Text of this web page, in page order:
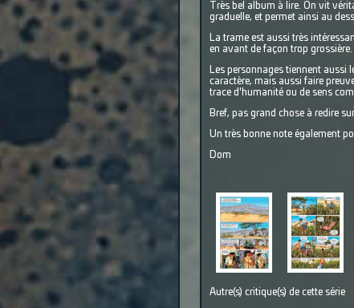
Très bel album à lire. On vit
graduelle, et permet ainsi au
La trame est aussi très
en avant de façon trop grossière.
Les personnages tiennent aussi
caractère, mais aussi faire
trace d'humanité ou de sens
Bref, pas grand chose à redire
Un très bonne note également
Dom
Autre(s) critique(s) de cette série